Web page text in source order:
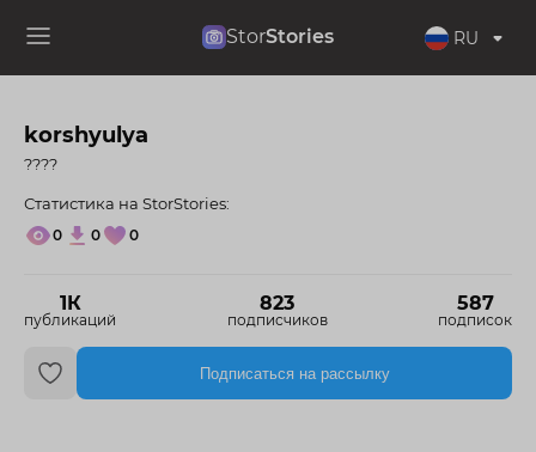
StorStories RU
korshyulya
1К
публикаций
823
подписчиков
587
подписок
????
Статистика на StorStories:
0 0 0
Подписаться на рассылку